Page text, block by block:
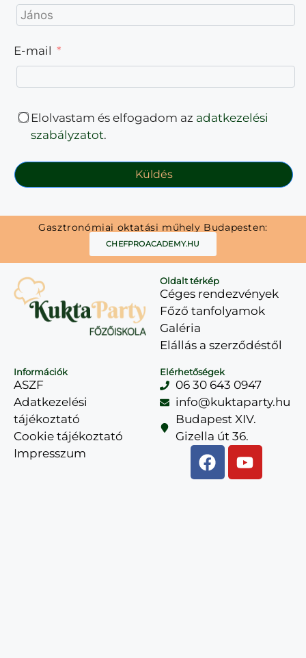
E-mail
Elolvastam és elfogadom az adatkezelési
szabályzatot.
Küldés
Gasztronómiai oktatási műhely Budapesten:
CHEFPROACADEMY.HU
Oldalt térkép
Céges rendezvények
Főző tanfolyamok
Galéria
Elállás a szerződéstől
Információk
ASZF
Adatkezelési
tájékoztató
Cookie tájékoztató
Impresszum
Elérhetőségek
06 30 643 0947
info@kuktaparty.hu
Budapest XIV.
Gizella út 36.